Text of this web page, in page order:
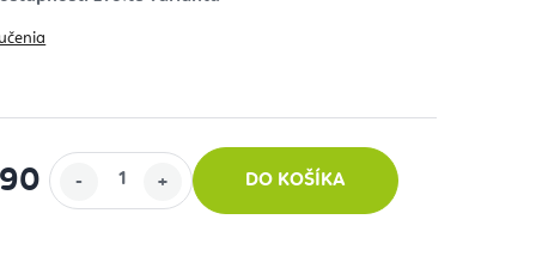
€ DO KOŠÍKA